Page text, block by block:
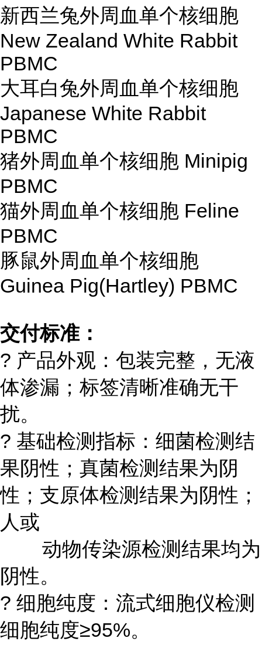
新西兰兔外周血单个核细胞
New Zealand White Rabbit
PBMC
大耳白兔外周血单个核细胞
Japanese White Rabbit
PBMC
猪外周血单个核细胞 Minipig
PBMC
猫外周血单个核细胞 Feline
PBMC
豚鼠外周血单个核细胞
Guinea Pig(Hartley) PBMC
交付标准：
? 产品外观：包装完整，无液
体渗漏；标签清晰准确无干
扰。
? 基础检测指标：细菌检测结
果阴性；真菌检测结果为阴
性；支原体检测结果为阴性；
人或
动物传染源检测结果均为
阴性。
? 细胞纯度：流式细胞仪检测
细胞纯度≥95%。